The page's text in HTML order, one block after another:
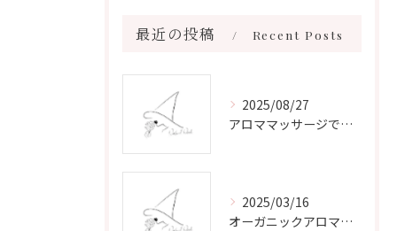
最近の投稿 Recent Posts
2025/08/27
アロママッサージで叶える心身リラックスと健康維持の新習慣ガイド
2025/03/16
オーガニックアロマで心と体を癒す